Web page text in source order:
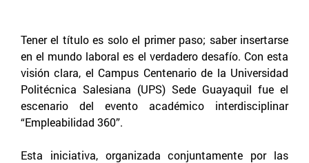
Tener el título es solo el primer paso; saber insertarse
en el mundo laboral es el verdadero desafío. Con esta
visión clara, el Campus Centenario de la Universidad
Politécnica Salesiana (UPS) Sede Guayaquil fue el
escenario del evento académico interdisciplinar
“Empleabilidad 360”.
Esta iniciativa, organizada conjuntamente por las